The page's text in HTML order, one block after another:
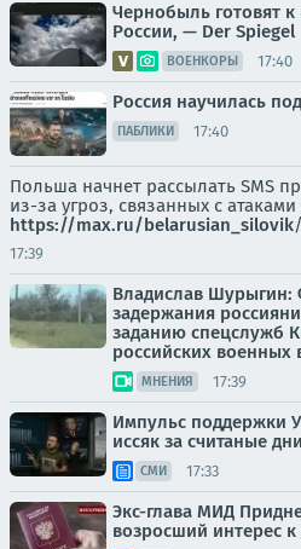
Чернобыль готовят
России, — Der Spiegel
ВОЕНКОРЫ 17:40
Россия научилась
ПАБЛИКИ 17:40
Польша начнет рассылать SMS
из-за угроз, связанных с
https://max.ru/belarusian_silovik
17:39
Владислав Шурыгин:
задержания
заданию спецслужб
российских военных
МНЕНИЯ 17:39
Импульс поддержки
иссяк за считаные дни
СМИ 17:33
Экс-глава МИД
возросший интерес